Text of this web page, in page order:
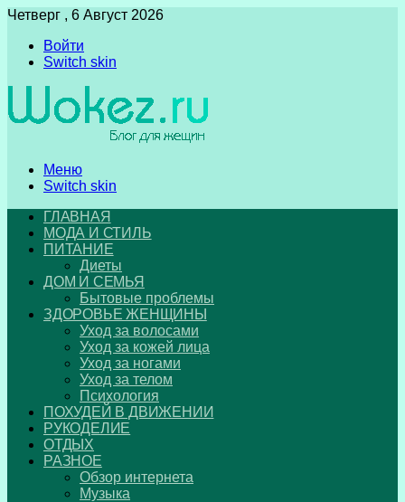
Четверг , 6 Август 2026
Войти
Switch skin
Меню
Switch skin
ГЛАВНАЯ
МОДА И СТИЛЬ
ПИТАНИЕ
Диеты
ДОМ И СЕМЬЯ
Бытовые проблемы
ЗДОРОВЬЕ ЖЕНЩИНЫ
Уход за волосами
Уход за кожей лица
Уход за ногами
Уход за телом
Психология
ПОХУДЕЙ В ДВИЖЕНИИ
РУКОДЕЛИЕ
ОТДЫХ
РАЗНОЕ
Обзор интернета
Музыка